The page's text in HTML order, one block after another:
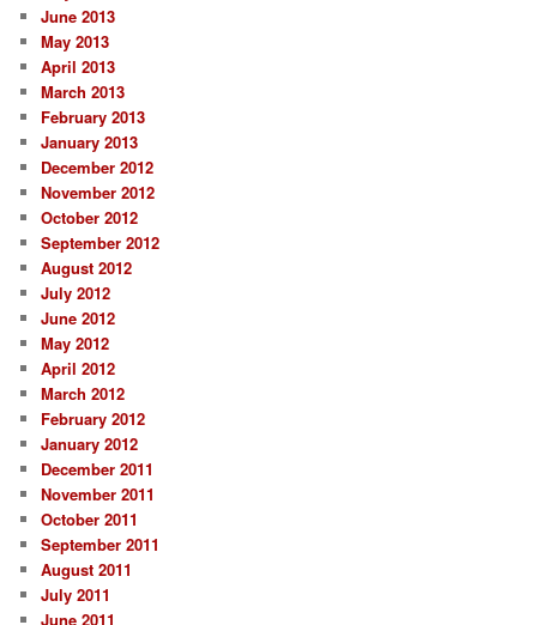
June 2013
May 2013
April 2013
March 2013
February 2013
January 2013
December 2012
November 2012
October 2012
September 2012
August 2012
July 2012
June 2012
May 2012
April 2012
March 2012
February 2012
January 2012
December 2011
November 2011
October 2011
September 2011
August 2011
July 2011
June 2011